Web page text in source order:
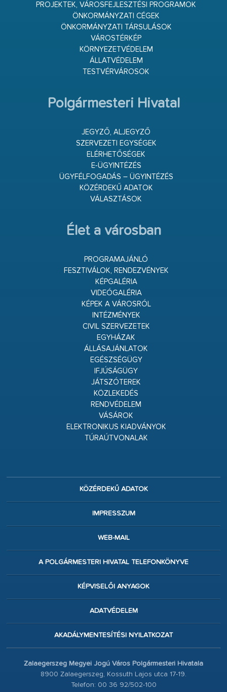
PROJEKTEK, VÁROSFEJLESZTÉSI PROGRAMOK
ÖNKORMÁNYZATI CÉGEK
ÖNKORMÁNYZATI TÁRSULÁSOK
VÁROSTÉRKÉP
KÖRNYEZETVÉDELEM
ÁLLATVÉDELEM
TESTVÉRVÁROSOK
Polgármesteri Hivatal
JEGYZŐ, ALJEGYZŐ
SZERVEZETI EGYSÉGEK
ELÉRHETŐSÉGEK
E-ÜGYINTÉZÉS
ÜGYFÉLFOGADÁS – ÜGYINTÉZÉS
KÖZÉRDEKŰ ADATOK
VÁLASZTÁSOK
Élet a városban
PROGRAMAJÁNLÓ
FESZTIVÁLOK, RENDEZVÉNYEK
KÉPGALÉRIA
VIDEÓGALÉRIA
KÉPEK A VÁROSRÓL
INTÉZMÉNYEK
CIVIL SZERVEZETEK
EGYHÁZAK
ÁLLÁSAJÁNLATOK
EGÉSZSÉGÜGY
IFJÚSÁGÜGY
JÁTSZÓTEREK
KÖZLEKEDÉS
RENDVÉDELEM
VÁSÁROK
ELEKTRONIKUS KIADVÁNYOK
TÚRAÚTVONALAK
KÖZÉRDEKŰ ADATOK
IMPRESSZUM
WEB-MAIL
A POLGÁRMESTERI HIVATAL TELEFONKÖNYVE
KÉPVISELŐI ANYAGOK
ADATVÉDELEM
AKADÁLYMENTESÍTÉSI NYILATKOZAT
Zalaegerszeg Megyei Jogú Város Polgármesteri Hivatala
8900 Zalaegerszeg, Kossuth Lajos utca 17-19.
Telefon: 00 36 92/502-100